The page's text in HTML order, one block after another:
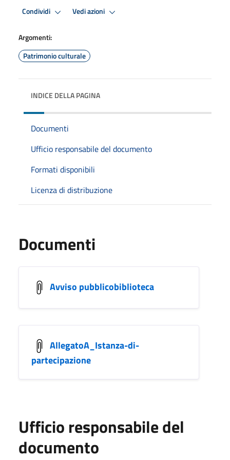
Condividi Vedi azioni
Argomenti:
Patrimonio culturale
INDICE DELLA PAGINA
Documenti
Ufficio responsabile del documento
Formati disponibili
Licenza di distribuzione
Documenti
Avviso pubblicobiblioteca
AllegatoA_Istanza-di-
partecipazione
Ufficio responsabile del
documento